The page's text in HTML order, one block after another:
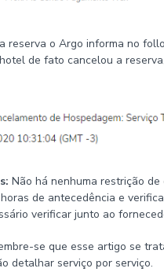
reserva o Argo informa no
de fato cancelou a
Não há nenhuma restrição
de antecedência e
verificar junto ao
se que esse artigo se
detalhar serviço por serviço.